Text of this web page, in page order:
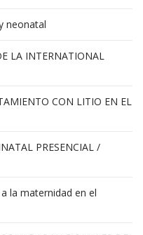
neonatal
LA INTERNATIONAL
CON LITIO EN EL
PRESENCIAL /
la maternidad en el